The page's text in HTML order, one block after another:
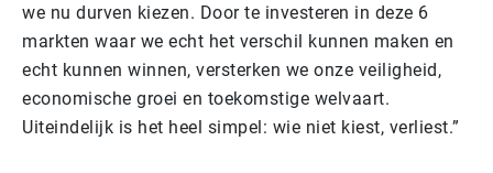
we nu durven kiezen. Door te investeren in deze 6
markten waar we echt het verschil kunnen maken en
echt kunnen winnen, versterken we onze veiligheid,
economische groei en toekomstige welvaart.
Uiteindelijk is het heel simpel: wie niet kiest, verliest.”